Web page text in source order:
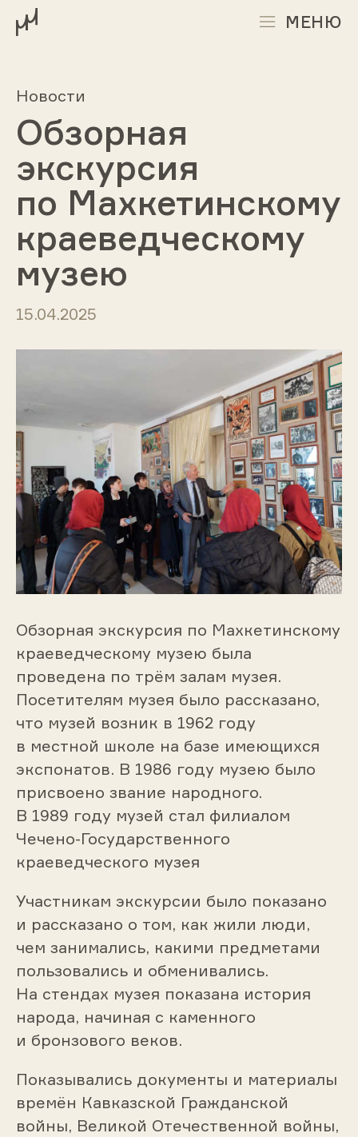
МЕНЮ
Новости
Обзорная
экскурсия
по Махкетинскому
краеведческому
музею
15.04.2025
Обзорная экскурсия по Махкетинскому
краеведческому музею была
проведена по трём залам музея.
Посетителям музея было рассказано,
что музей возник в 1962 году
в местной школе на базе имеющихся
экспонатов. В 1986 году музею было
присвоено звание народного.
В 1989 году музей стал филиалом
Чечено-Государственного
краеведческого музея
Участникам экскурсии было показано
и рассказано о том, как жили люди,
чем занимались, какими предметами
пользовались и обменивались.
На стендах музея показана история
народа, начиная с каменного
и бронзового веков.
Показывались документы и материалы
времён Кавказской Гражданской
войны, Великой Отечественной войны,